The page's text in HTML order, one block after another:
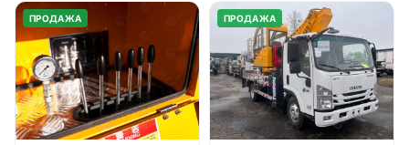
ПРОДАЖА ПРОДАЖА